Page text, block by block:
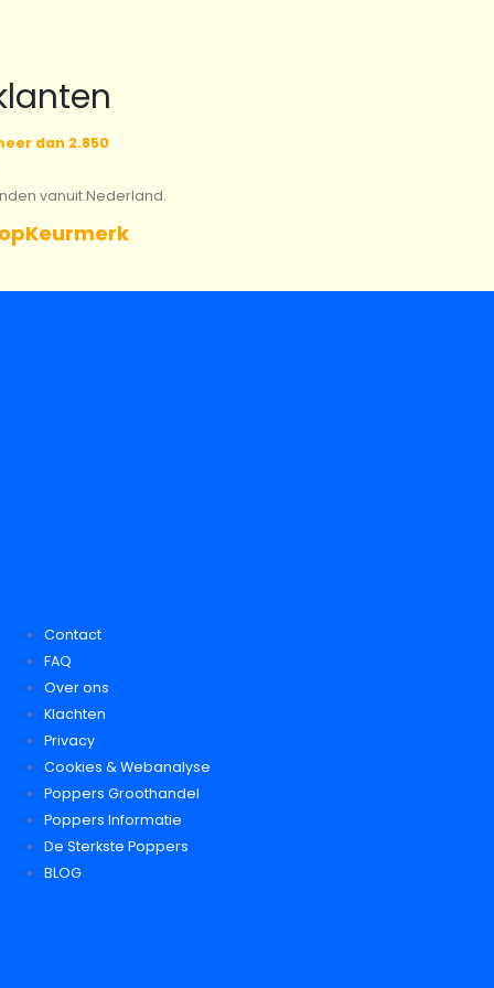
dan 2.850
vanuit Nederland.
Contact
FAQ
Over ons
Klachten
Privacy
Cookies & Webanalyse
Poppers Groothandel
Poppers Informatie
De Sterkste Poppers
BLOG